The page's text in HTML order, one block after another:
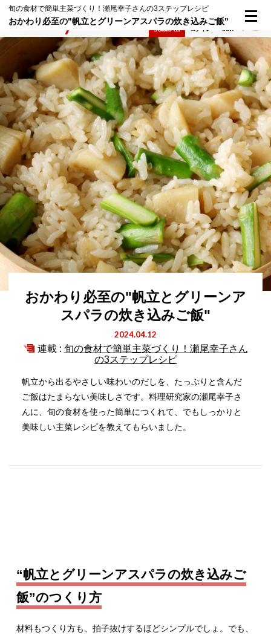
旬の食材で簡単主菜づくり！瀬尾幸子さんの3ステップレシピ
おかわり必至の"帆立とグリーンアスパラの炊き込みご飯"
おかわり必至の"帆立とグリーンア
スパラの炊き込みご飯"
2024.04.12
連載 : 旬の食材で簡単主菜づくり！瀬尾幸子さん
の3ステップレシピ
帆立から出るやさしい味わいのだしを、たっぷりと含んだ
ご飯はたまらない美味しさです。料理研究家の瀬尾幸子さ
んに、旬の食材を使った簡単につくれて、でもしっかりと
美味しい主菜レシピを教えてもらいました。
“帆立とグリーンアスパラの炊き込みご
飯”のつくり方
材料もつくり方も、拍子抜けするほどシンプルでしょ。でも、